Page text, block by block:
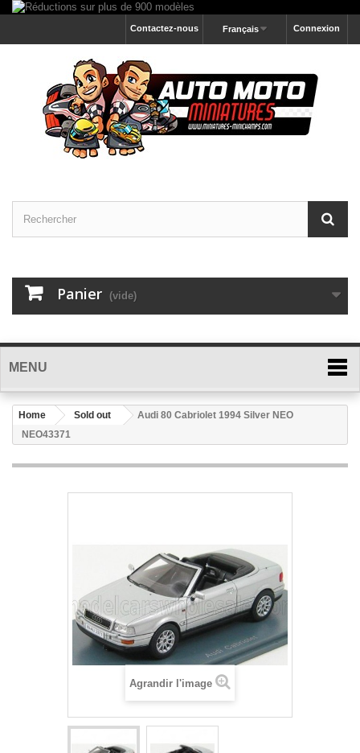
Connexion
Français
Contactez-nous
Panier (vide)
MENU
Home Sold out
Audi 80 Cabriolet 1994 Silver NEO
NEO43371
Agrandir l'image